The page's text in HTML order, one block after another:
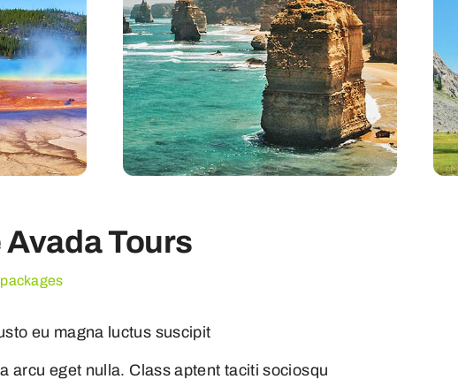
Tours
eu magna luctus suscipit
arcu eget nulla. Class aptent taciti sociosqu